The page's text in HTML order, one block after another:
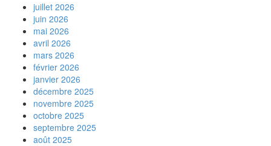
juillet 2026
juin 2026
mai 2026
avril 2026
mars 2026
février 2026
janvier 2026
décembre 2025
novembre 2025
octobre 2025
septembre 2025
août 2025